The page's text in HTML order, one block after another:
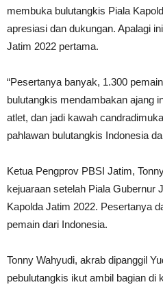
membuka bulutangkis Piala
apresiasi dan dukungan. Apalagi
Jatim 2022 pertama.
“Pesertanya banyak, 1.300
bulutangkis mendambakan ajang
atlet, dan jadi kawah
pahlawan bulutangkis Indonesia
Ketua Pengprov PBSI Jatim,
kejuaraan setelah Piala Gubernur
Kapolda Jatim 2022. Pesertanya
pemain dari Indonesia.
Tonny Wahyudi, akrab dipanggil
pebulutangkis ikut ambil bagian di